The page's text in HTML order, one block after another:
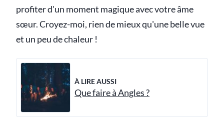
profiter d'un moment magique avec votre âme
sœur. Croyez-moi, rien de mieux qu'une belle vue
et un peu de chaleur !
À LIRE AUSSI
Que faire à Angles ?